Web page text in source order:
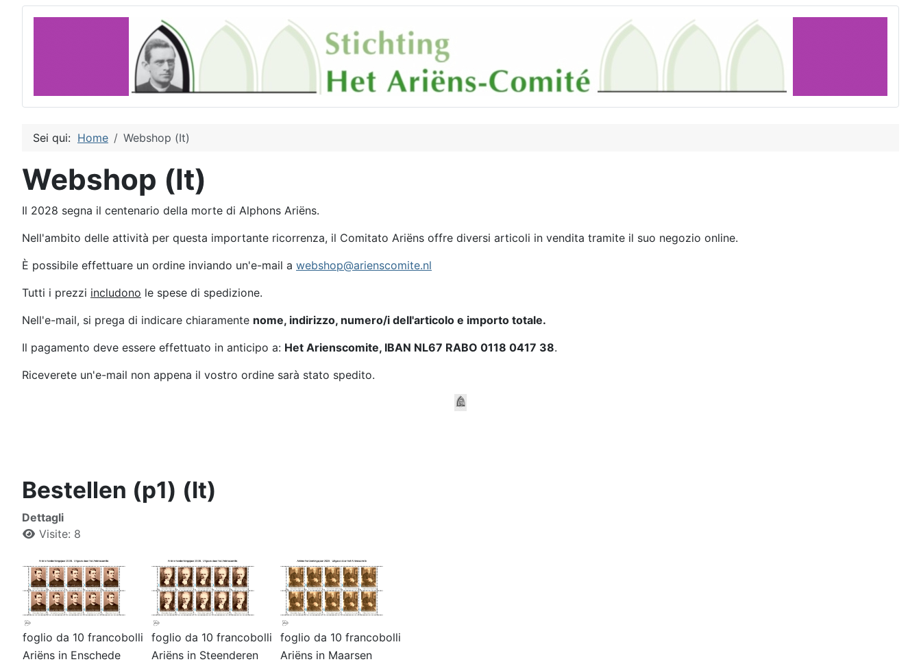
Sei qui: Home Webshop (It)
Webshop (It)
Il 2028 segna il centenario della morte di Alphons Ariëns.
Nell'ambito delle attività per questa importante ricorrenza, il Comitato Ariëns offre diversi articoli in vendita tramite il suo negozio online.
È possibile effettuare un ordine inviando un'e-mail a webshop@arienscomite.nl
Tutti i prezzi includono le spese di spedizione.
Nell'e-mail, si prega di indicare chiaramente nome, indirizzo, numero/i dell'articolo e importo totale.
Il pagamento deve essere effettuato in anticipo a: Het Arienscomite, IBAN NL67 RABO 0118 0417 38.
Riceverete un'e-mail non appena il vostro ordine sarà stato spedito.
Bestellen (p1) (It)
Dettagli
Visite: 8
foglio da 10 francobolli foglio da 10 francobolli foglio da 10 francobolli
Ariëns in Enschede
Ariëns in Steenderen
Ariëns in Maarsen